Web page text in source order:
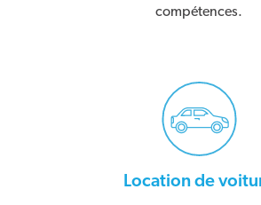
compétences.
Location de